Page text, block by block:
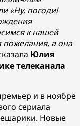
«Ну, погоди!
к нашей
пожелания, а она
Юлия
телеканала
и в ноябре
сериала
Новые